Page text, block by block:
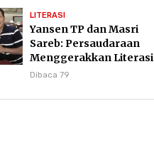
LITERASI
Yansen TP dan Masri
Sareb: Persaudaraan
Menggerakkan Literasi
Borneo
Dibaca 79